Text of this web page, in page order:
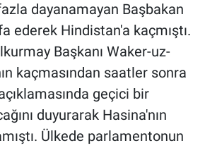
dayanamayan Başbakan
ederek Hindistan'a kaçmıştı.
Başkanı Waker-uz-
kaçmasından saatler sonra
geçici bir
duyurarak Hasina'nın
Ülkede parlamentonun